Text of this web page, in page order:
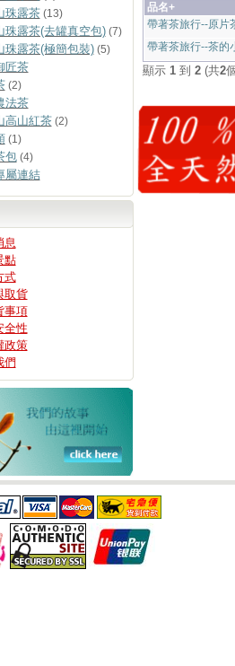
珠露茶(13)
珠露茶(去罐真空包)(7)
珠露茶(極簡包裝)(5)
匠茶
(2)
法茶
高山紅茶(2)
(1)
包(4)
屬連結
息
點
式
取貨
事項
全性
政策
們
品名+
帶著茶旅行--原片
帶著茶旅行--茶的
顯示 1到 2(共2